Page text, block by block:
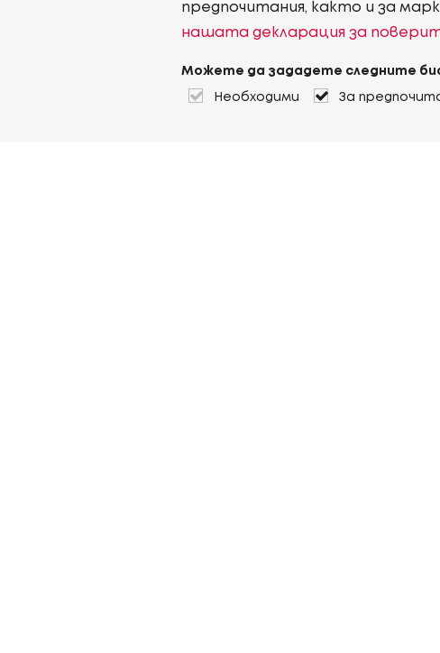
предпочитания, както и за
нашата декларация за
Можете да зададете следните
Необходими За